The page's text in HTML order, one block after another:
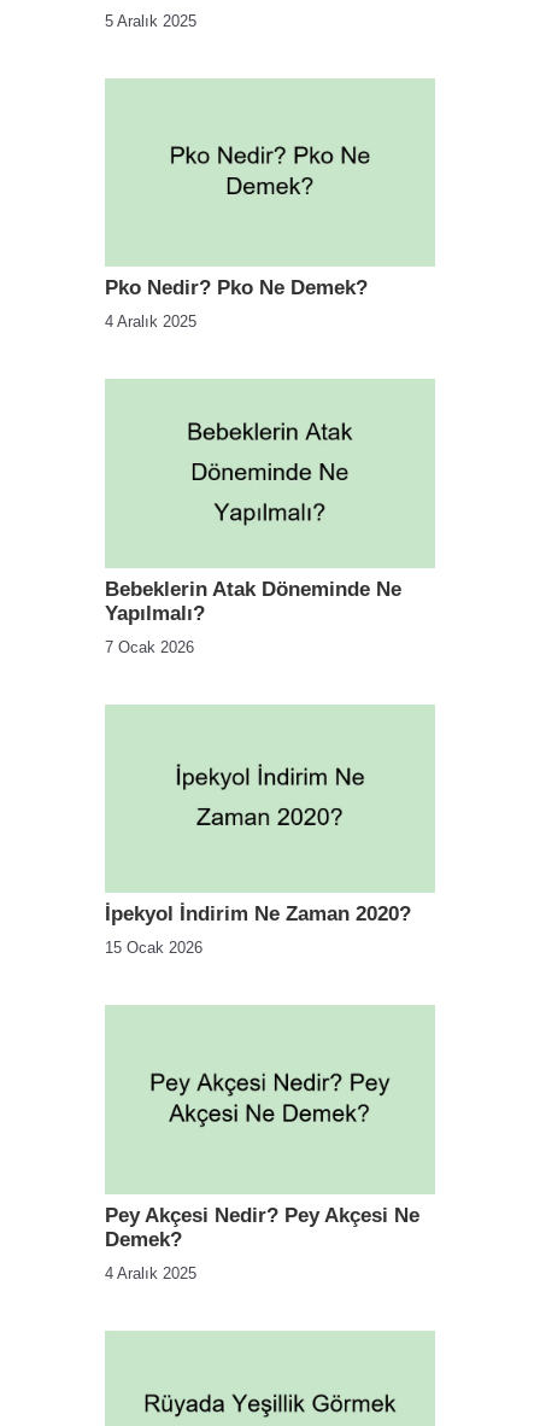
5 Aralık 2025
Pko Nedir? Pko Ne Demek?
4 Aralık 2025
Bebeklerin Atak Döneminde Ne
Yapılmalı?
7 Ocak 2026
İpekyol İndirim Ne Zaman 2020?
15 Ocak 2026
Pey Akçesi Nedir? Pey Akçesi Ne
Demek?
4 Aralık 2025